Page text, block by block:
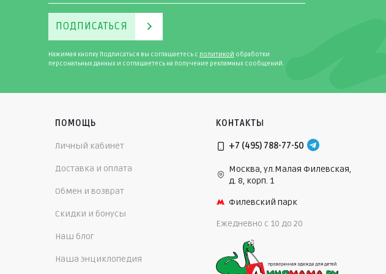
ПОДПИСАТЬСЯ
Нажимая кнопку Подписаться вы соглашаетесь с политикой обработки
персональных данных и соглашаетесь на получение рекламных сообщений.
ПОМОЩЬ
Личный кабинет
Доставка и оплата
Обмен и возврат
Скидки и бонусы
Наш блог
Наша энциклопедия
КОНТАКТЫ
+7 (495) 788-77-50
Москва, ул.Малая Филевская,
д. 8, корп. 1
Филевский парк
Ежедневно c 10 до 20